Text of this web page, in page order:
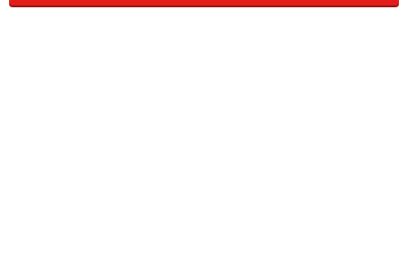
職業：その他（学生）